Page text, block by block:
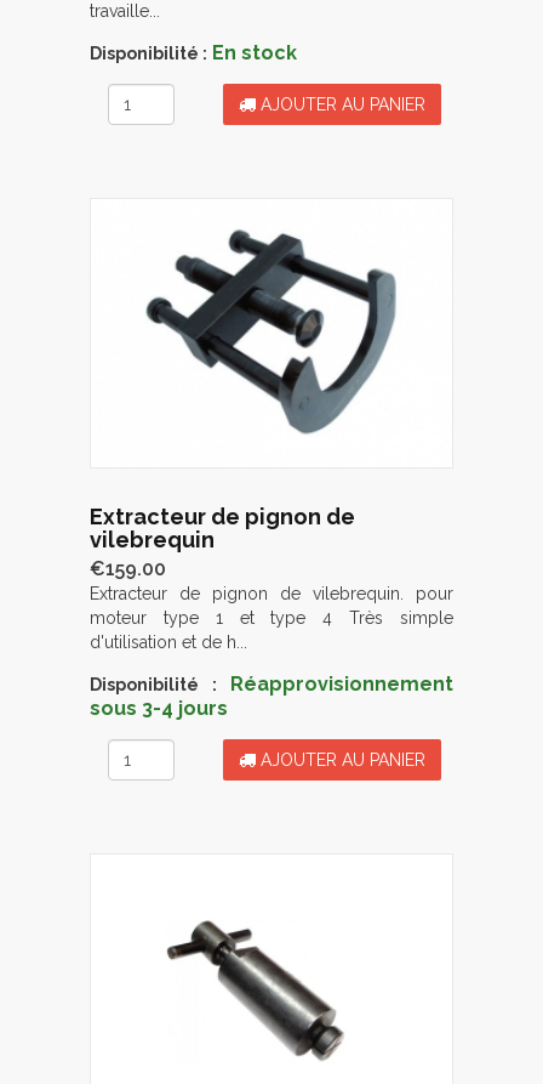
travaille...
Disponibilité : En stock
AJOUTER AU PANIER
Extracteur de pignon de
vilebrequin
€159.00
Extracteur de pignon de vilebrequin. pour
moteur type 1 et type 4 Très simple
d'utilisation et de h...
Disponibilité :
Réapprovisionnement
sous 3-4 jours
AJOUTER AU PANIER